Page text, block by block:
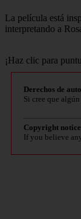
La película está
interpretando a
¡Haz clic para
Derechos de
Si cree que
Copyright notice
If you believe